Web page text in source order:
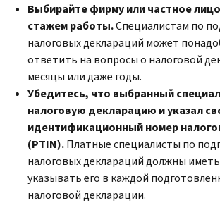
Выбирайте фирму или частное
стажем работы.Специалистам по
налоговых деклараций может
ответить на вопросы о налоговой
месяцы или даже годы.
Убедитесь, что выбранный
налоговую декларацию и указал
идентификационный номер
(PTIN).Платные специалисты по
налоговых деклараций должны иметь
указывать его в каждой
налоговой декларации.